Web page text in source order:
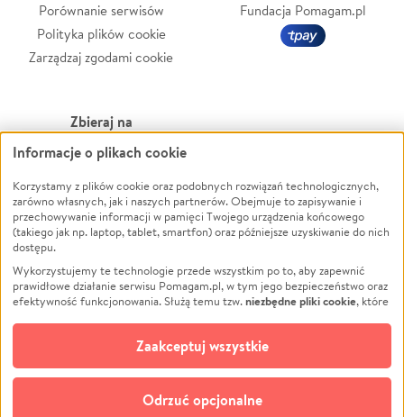
Porównanie serwisów
Polityka plików cookie
Zarządzaj zgodami cookie
Fundacja Pomagam.pl
Zbieraj na
Leczenie
Zwierzęta
Pożar
Ukraina
Pomoc Finansowa
Projekty
Pogrzeb
Społeczność lokalna
Kultura
Powódź
Wichura
NGO
Edukacja
Podróż
Impreza
Ochrona środowiska
Biznes
Informacje o plikach cookie
Korzystamy z plików cookie oraz podobnych rozwiązań technologicznych,
zarówno własnych, jak i naszych partnerów. Obejmuje to zapisywanie i
przechowywanie informacji w pamięci Twojego urządzenia końcowego
(takiego jak np. laptop, tablet, smartfon) oraz późniejsze uzyskiwanie do nich
dostępu.
Wykorzystujemy te technologie przede wszystkim po to, aby zapewnić
prawidłowe działanie serwisu Pomagam.pl, w tym jego bezpieczeństwo oraz
efektywność funkcjonowania. Służą temu tzw.niezbędne pliki cookie, które
opcjonalnych plików cookie
technologii do celów analitycznych i retargetingowych. Możesz wyrazić
zgodę na ich stosowanie lub jej odmówić. W dowolnym momencie masz
możliwość zmiany swoich preferencji na stronie „Zarządzaj zgodami cookie”,
do której link znajdziesz w stopce serwisu Pomagam.pl. Opcjonalne pliki
Odrzuć opcjonalne
Zaakceptuj wszystkie